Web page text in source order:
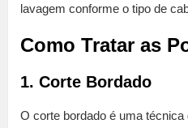
lavagem conforme o tipo de
Como Tratar as
1. Corte Bordado
O corte bordado é uma